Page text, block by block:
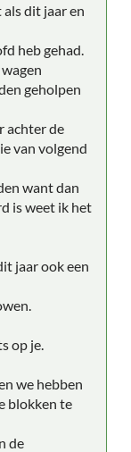
dit jaar en
heb gehad.
geholpen
achter de
van volgend
want dan
is weet ik het
jaar ook een
op je.
we hebben
blokken te
de